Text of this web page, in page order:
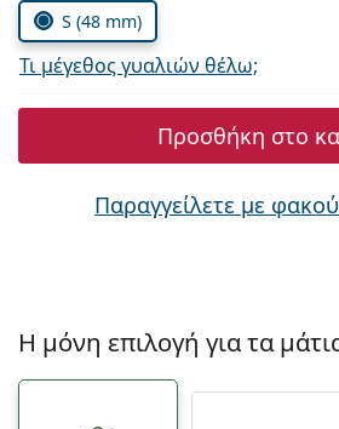
S (48 mm)
Τι μέγεθος γυαλιών θέλω;
Προσθήκη στο
Παραγγείλετε με
Η μόνη επιλογή για τα